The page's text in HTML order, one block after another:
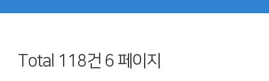
Total 118건 6 페이지